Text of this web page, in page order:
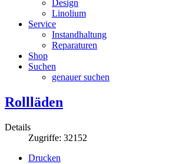
Design
Linolium
Service
Instandhaltung
Reparaturen
Shop
Suchen
genauer suchen
Rollläden
Details
Zugriffe: 32152
Drucken